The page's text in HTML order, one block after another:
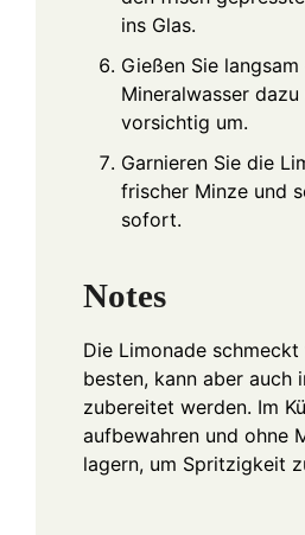
ins Glas.
Gießen Sie
Mineralwasser
vorsichtig um.
Garnieren Sie die
frischer Minze und
sofort.
Notes
Die Limonade
besten, kann aber auch
zubereitet werden. Im
aufbewahren und ohne
lagern, um Spritzigkeit